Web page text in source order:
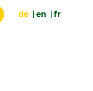
de en fr